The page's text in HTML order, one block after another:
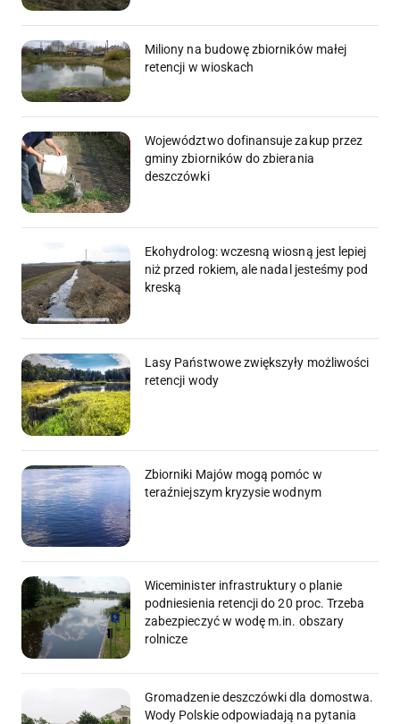
Miliony na budowę zbiorników małej
retencji w wioskach
Województwo dofinansuje zakup przez
gminy zbiorników do zbierania
deszczówki
Ekohydrolog: wczesną wiosną jest lepiej
niż przed rokiem, ale nadal jesteśmy pod
kreską
Lasy Państwowe zwiększyły możliwości
retencji wody
Zbiorniki Majów mogą pomóc w
teraźniejszym kryzysie wodnym
Wiceminister infrastruktury o planie
podniesienia retencji do 20 proc. Trzeba
zabezpieczyć w wodę m.in. obszary
rolnicze
Gromadzenie deszczówki dla domostwa.
Wody Polskie odpowiadają na pytania